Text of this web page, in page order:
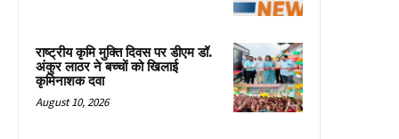
राष्ट्रीय कृमि मुक्ति दिवस पर डीएम डॉ.
अंकुर लाठर ने बच्चों को खिलाई
कृमिनाशक दवा
August 10, 2026